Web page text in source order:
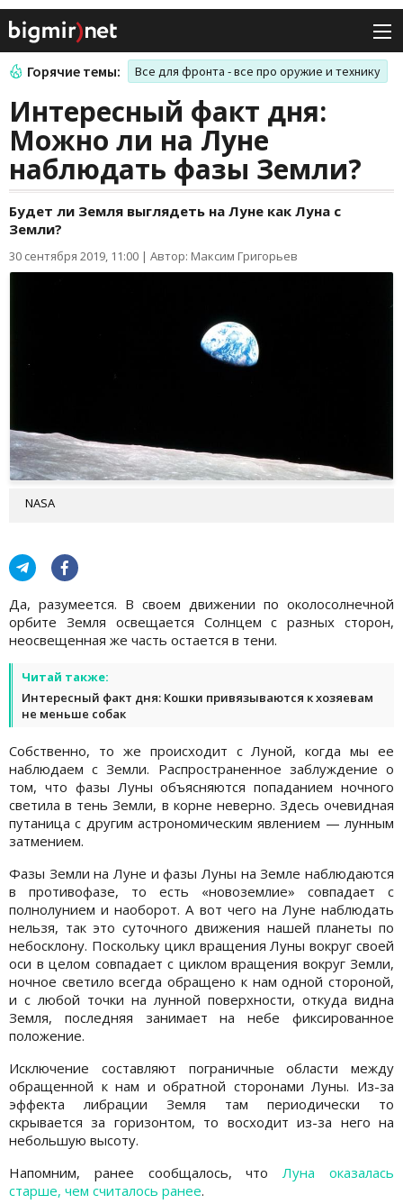
Горячие темы: Все для фронта - все про оружие и технику
Интересный факт дня:
Можно ли на Луне
наблюдать фазы Земли?
Будет ли Земля выглядеть на Луне как Луна с
Земли?
30 сентября 2019, 11:00 | Автор: Максим Григорьев
NASA
Да, разумеется. В своем движении по околосолнечной
орбите Земля освещается Солнцем с разных сторон,
неосвещенная же часть остается в тени.
Читай также:
Интересный факт дня: Кошки привязываются к хозяевам
не меньше собак
Собственно, то же происходит с Луной, когда мы ее
наблюдаем с Земли. Распространенное заблуждение о
том, что фазы Луны объясняются попаданием ночного
светила в тень Земли, в корне неверно. Здесь очевидная
путаница с другим астрономическим явлением — лунным
затмением.
Фазы Земли на Луне и фазы Луны на Земле наблюдаются
в противофазе, то есть «новоземлие» совпадает с
полнолунием и наоборот. А вот чего на Луне наблюдать
нельзя, так это суточного движения нашей планеты по
небосклону. Поскольку цикл вращения Луны вокруг своей
оси в целом совпадает с циклом вращения вокруг Земли,
ночное светило всегда обращено к нам одной стороной,
и с любой точки на лунной поверхности, откуда видна
Земля, последняя занимает на небе фиксированное
положение.
Исключение составляют пограничные области между
обращенной к нам и обратной сторонами Луны. Из-за
эффекта либрации Земля там периодически то
скрывается за горизонтом, то восходит из-за него на
небольшую высоту.
Напомним, ранее сообщалось, что Луна оказалась
старше, чем считалось ранее.